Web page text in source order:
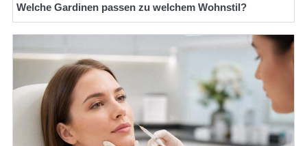
Welche Gardinen passen zu welchem Wohnstil?